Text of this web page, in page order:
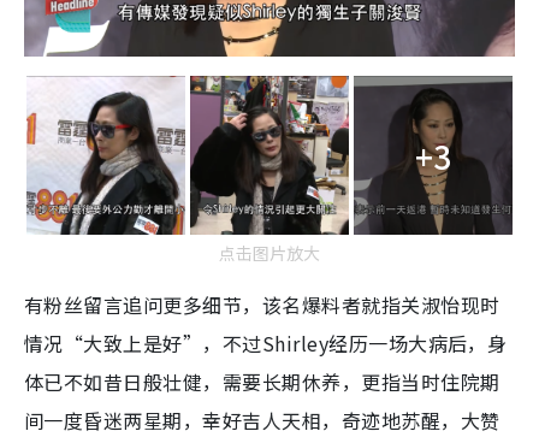
+3
点击图片放大
有粉丝留言追问更多细节，该名爆料者就指关淑怡现时
情况“大致上是好”，不过Shirley经历一场大病后，身
体已不如昔日般壮健，需要长期休养，更指当时住院期
间一度昏迷两星期，幸好吉人天相，奇迹地苏醒，大赞